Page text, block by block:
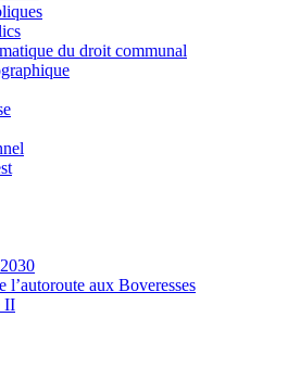
du droit communal
l’autoroute aux Boveresses
II